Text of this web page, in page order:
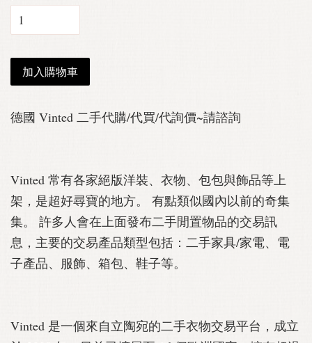
加入購物車
德國 Vinted 二手代購/代買/代詢價~請諮詢
Vinted 常有各家絕版洋裝、衣物、包包與飾品等上
架，是超好尋寶的地方。 有點類似國內以前的奇集
集。 許多人會在上面發布二手閒置物品的交易訊
息，主要的交易產品類型包括：二手家具/家電、電
子產品、服飾、箱包、鞋子等。
Vinted 是一個來自立陶宛的二手衣物交易平台，成立